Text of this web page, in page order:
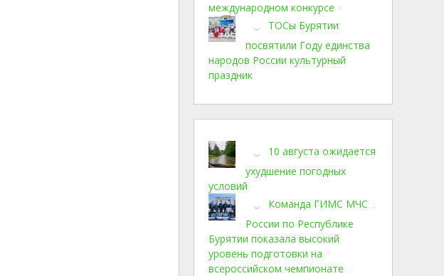
международном конкурсе
ТОСы Бурятии
посвятили Году единства
народов России культурный
праздник
10 августа ожидается
ухудшение погодных
условий
Команда ГИМС МЧС
России по Республике
Бурятии показала высокий
уровень подготовки на
всероссийском чемпионате